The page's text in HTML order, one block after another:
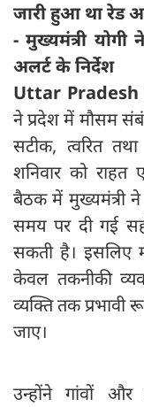
जारी हुआ था रेड
- मुख्यमंत्री योगी
अलर्ट के निर्देश
Uttar Pradesh
ने प्रदेश में मौसम
सटीक, त्वरित
शनिवार को राहत
बैठक में मुख्यमंत्री
समय पर दी गई
सकती है। इसलिए
केवल तकनीकी
व्यक्ति तक प्रभावी
जाए।
उन्होंने गांवों और